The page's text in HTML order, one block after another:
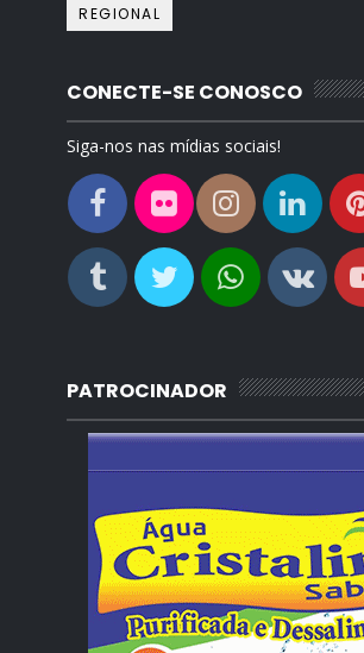
REGIONAL
CONECTE-SE CONOSCO
Siga-nos nas mídias sociais!
PATROCINADOR